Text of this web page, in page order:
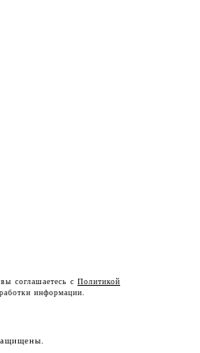
соглашаетесь с Политикой
информации.